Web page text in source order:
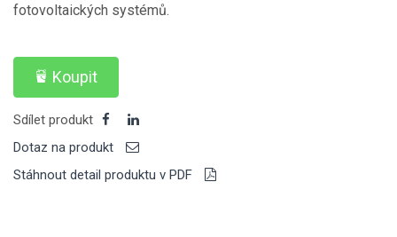
fotovoltaických systémů.
Koupit
Sdílet produkt
Dotaz na produkt
Stáhnout detail produktu v PDF